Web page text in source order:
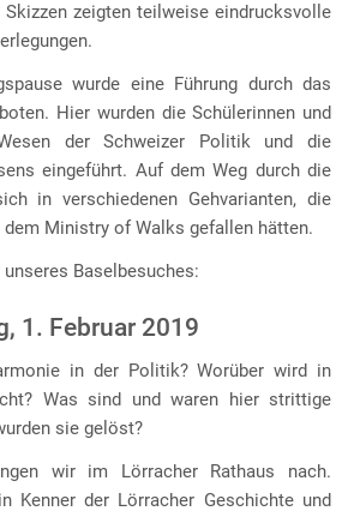
zeigten teilweise eindrucksvolle
wurde eine Führung durch das
Hier wurden die Schülerinnen und
der Schweizer Politik und die
eingeführt. Auf dem Weg durch die
in verschiedenen Gehvarianten, die
Ministry of Walks gefallen hätten.
Baselbesuches:
1. Februar 2019
in der Politik? Worüber wird in
Was sind und waren hier strittige
sie gelöst?
wir im Lörracher Rathaus nach.
Kenner der Lörracher Geschichte und